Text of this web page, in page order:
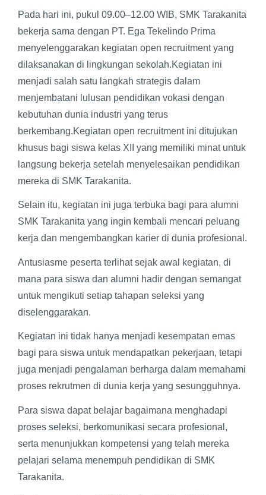
Pada hari ini, pukul 09.00–12.00 WIB, SMK Tarakanita
bekerja sama dengan PT. Ega Tekelindo Prima
menyelenggarakan kegiatan open recruitment yang
dilaksanakan di lingkungan sekolah.Kegiatan ini
menjadi salah satu langkah strategis dalam
menjembatani lulusan pendidikan vokasi dengan
kebutuhan dunia industri yang terus
berkembang.Kegiatan open recruitment ini ditujukan
khusus bagi siswa kelas XII yang memiliki minat untuk
langsung bekerja setelah menyelesaikan pendidikan
mereka di SMK Tarakanita.
Selain itu, kegiatan ini juga terbuka bagi para alumni
SMK Tarakanita yang ingin kembali mencari peluang
kerja dan mengembangkan karier di dunia profesional.
Antusiasme peserta terlihat sejak awal kegiatan, di
mana para siswa dan alumni hadir dengan semangat
untuk mengikuti setiap tahapan seleksi yang
diselenggarakan.
Kegiatan ini tidak hanya menjadi kesempatan emas
bagi para siswa untuk mendapatkan pekerjaan, tetapi
juga menjadi pengalaman berharga dalam memahami
proses rekrutmen di dunia kerja yang sesungguhnya.
Para siswa dapat belajar bagaimana menghadapi
proses seleksi, berkomunikasi secara profesional,
serta menunjukkan kompetensi yang telah mereka
pelajari selama menempuh pendidikan di SMK
Tarakanita.